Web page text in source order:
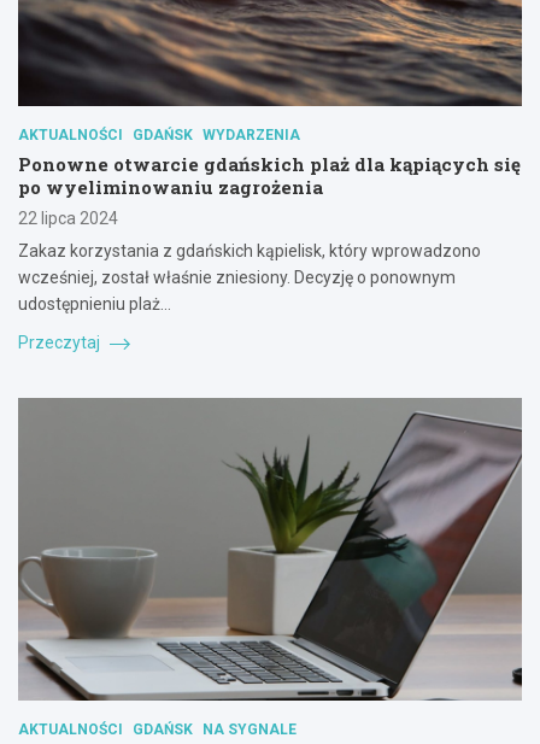
AKTUALNOŚCI GDAŃSK WYDARZENIA
Ponowne otwarcie gdańskich plaż dla kąpiących się
po wyeliminowaniu zagrożenia
22 lipca 2024
Zakaz korzystania z gdańskich kąpielisk, który wprowadzono
wcześniej, został właśnie zniesiony. Decyzję o ponownym
udostępnieniu plaż…
Przeczytaj
AKTUALNOŚCI GDAŃSK NA SYGNALE